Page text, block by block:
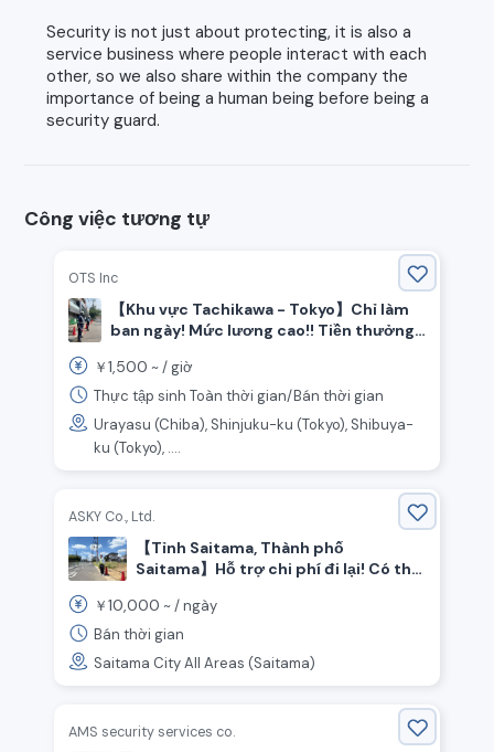
Security is not just about protecting, it is also a
service business where people interact with each
other, so we also share within the company the
importance of being a human being before being a
security guard.
Công việc tương tự
OTS Inc
【Khu vực Tachikawa - Tokyo】Chỉ làm
ban ngày! Mức lương cao!! Tiền thưởng
việc bảo vệ!
￥1,500 ~ /giờ
Thực tập sinh Toàn thời gian/Bán thời gian
Urayasu (Chiba), Shinjuku-ku (Tokyo), Shibuya-
ku (Tokyo), ....
ASKY Co., Ltd.
【Tỉnh Saitama, Thành phố
Saitama】Hỗ trợ chi phí đi lại! Có thể
nhân viên an ninh hướng dẫn giao
thông
￥10,000 ~ /ngày
Bán thời gian
Saitama City All Areas (Saitama)
AMS security services co.